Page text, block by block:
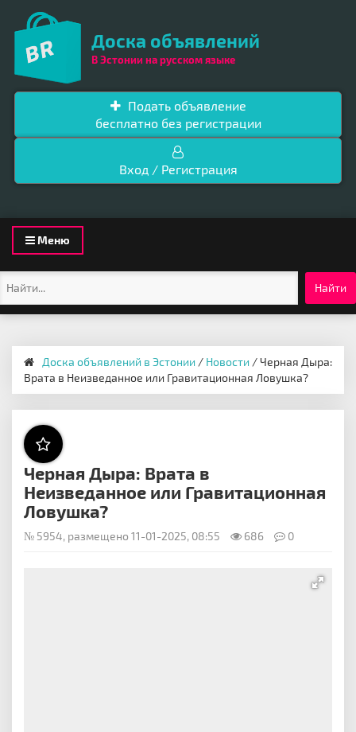
Доска объявлений
В Эстонии на русском языке
Подать объявление
бесплатно без регистрации
Вход / Регистрация
Toggle
navigation
Меню
Найти
Доска объявлений в Эстонии / Новости / Черная Дыра:
Врата в Неизведанное или Гравитационная Ловушка?
Черная Дыра: Врата в
Неизведанное или Гравитационная
Ловушка?
№ 5954, размещено 11-01-2025, 08:55 686 0